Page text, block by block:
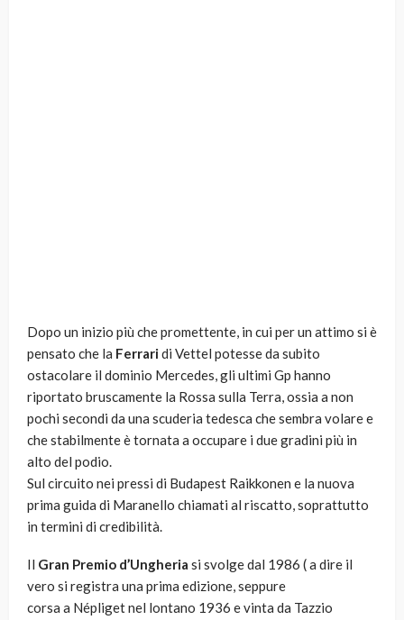
Dopo un inizio più che promettente, in cui per un attimo si è
pensato che la Ferraridi Vettel potesse da subito
ostacolare il dominio Mercedes, gli ultimi Gp hanno
riportato bruscamente la Rossa sulla Terra, ossia a non
pochi secondi da una scuderia tedesca che sembra volare e
che stabilmente è tornata a occupare i due gradini più in
alto del podio.
Sul circuito nei pressi di Budapest Raikkonen e la nuova
prima guida di Maranello chiamati al riscatto, soprattutto
in termini di credibilità.
Il Gran Premio d’Ungheria si svolge dal 1986 ( a dire il
vero si registra una prima edizione, seppure
corsa a Népliget nel lontano 1936 e vinta da Tazzio